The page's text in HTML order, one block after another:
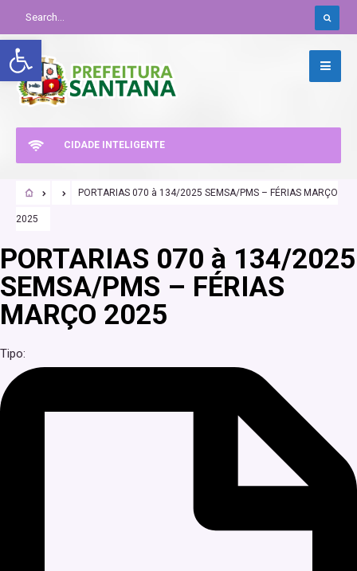
Abrir a barra de ferramentas
CIDADE INTELIGENTE
PORTARIAS 070 à 134/2025 SEMSA/PMS – FÉRIAS MARÇO
2025
PORTARIAS 070 à 134/2025
SEMSA/PMS – FÉRIAS
MARÇO 2025
Tipo: